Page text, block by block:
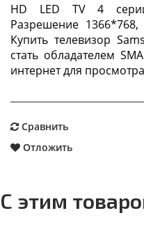
HD LED TV 4 серии
Разрешение
Купить телевизор
стать обладателем
интернет для
Сравнить
Отложить
С этим